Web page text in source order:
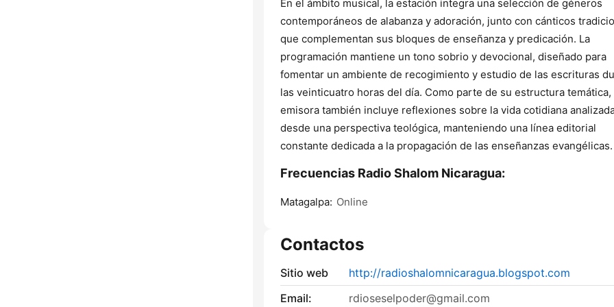
En el ámbito musical, la estación integra una selección de géneros
contemporáneos de alabanza y adoración, junto con cánticos
que complementan sus bloques de enseñanza y predicación. La
programación mantiene un tono sobrio y devocional, diseñado para
fomentar un ambiente de recogimiento y estudio de las escrituras
las veinticuatro horas del día. Como parte de su estructura temática,
emisora también incluye reflexiones sobre la vida cotidiana
desde una perspectiva teológica, manteniendo una línea editorial
constante dedicada a la propagación de las enseñanzas evangélicas.
Frecuencias Radio Shalom Nicaragua:
Matagalpa: Online
Contactos
Sitio web
http://radioshalomnicaragua.blogspot.com
Email:
rdioseselpoder@gmail.com